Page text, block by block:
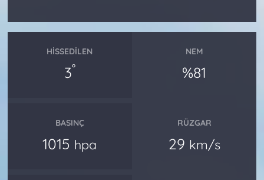
HISSEDILEN
3°
NEM
%81
BASINÇ
1015 hpa
RÜZGAR
29 km/s